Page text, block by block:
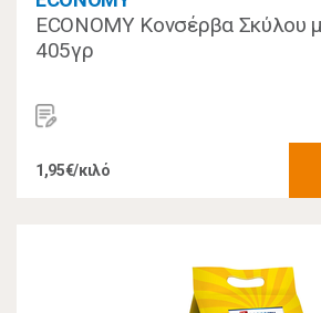
ECONOMY Κονσέρβα Σκύλου
405γρ
1,95€/κιλό